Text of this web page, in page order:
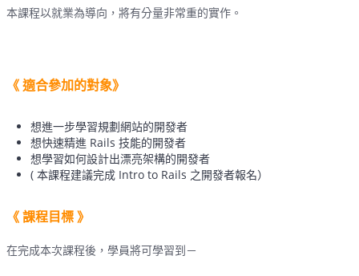
本課程以就業為導向，將有分量非常重的實作。
《 適合參加的對象》
想進一步學習規劃網站的開發者
想快速精進 Rails 技能的開發者
想學習如何設計出漂亮架構的開發者
( 本課程建議完成 Intro to Rails 之開發者報名）
《 課程目標 》
在完成本次課程後，學員將可學習到－